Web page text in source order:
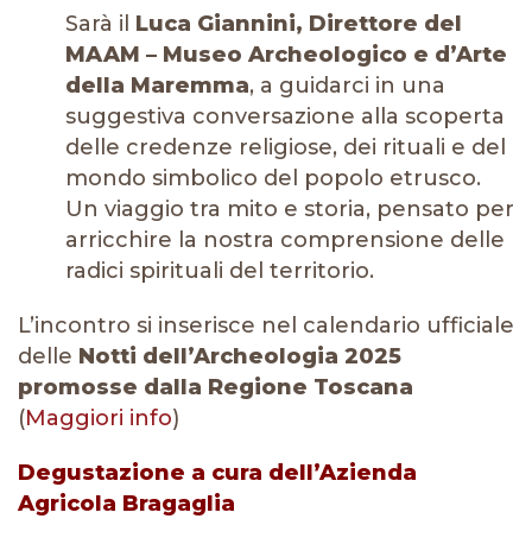
Sarà il Luca Giannini, Direttore del
MAAM – Museo Archeologico e d’Arte
della Maremma, a guidarci in una
suggestiva conversazione alla scoperta
delle credenze religiose, dei rituali e del
mondo simbolico del popolo etrusco.
Un viaggio tra mito e storia, pensato per
arricchire la nostra comprensione delle
radici spirituali del territorio.
L’incontro si inserisce nel calendario ufficiale
delle Notti dell’Archeologia 2025
promosse dalla Regione Toscana
(Maggiori info)
Degustazione a cura dell’Azienda
Agricola Bragaglia